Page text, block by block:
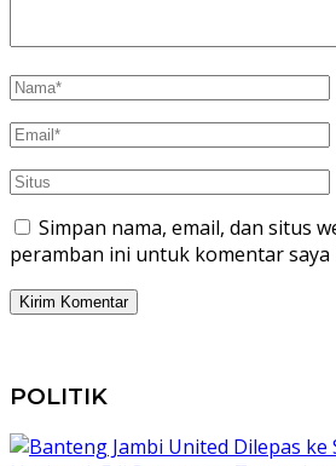
Simpan nama, email, dan situs
peramban ini untuk komentar saya
POLITIK